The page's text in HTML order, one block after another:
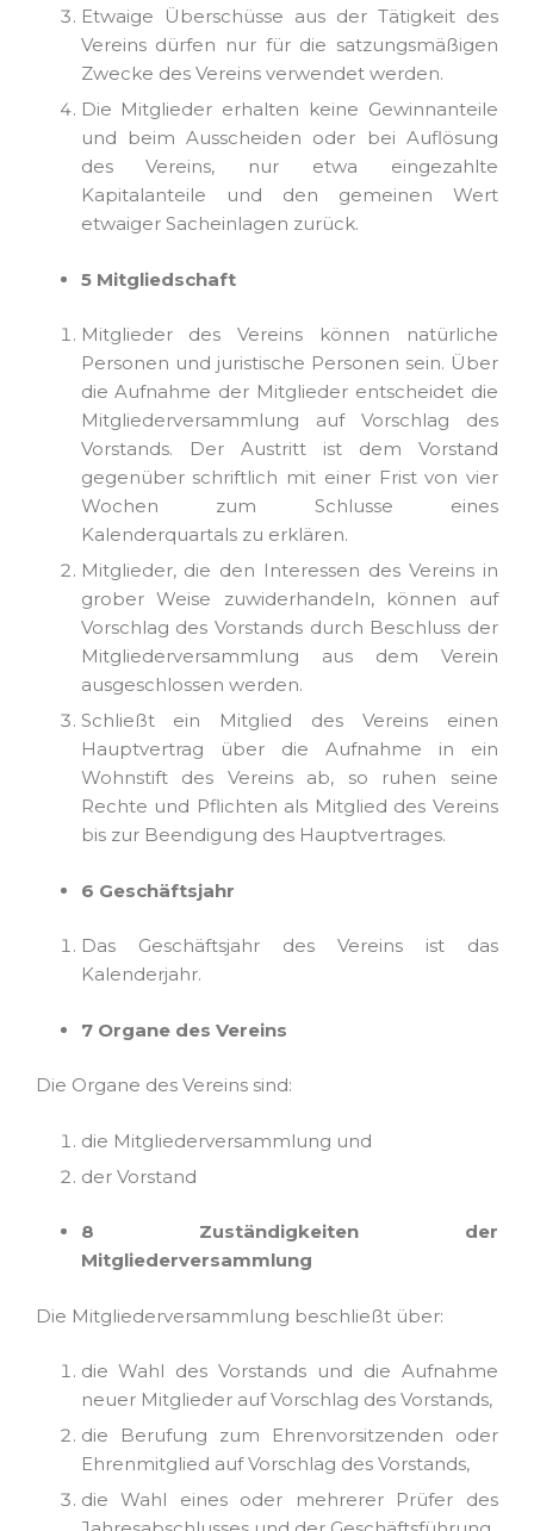
Etwaige Überschüsse aus der Tätigkeit des
Vereins dürfen nur für die satzungsmäßigen
Zwecke des Vereins verwendet werden.
Die Mitglieder erhalten keine Gewinnanteile
und beim Ausscheiden oder bei Auflösung
des Vereins, nur etwa eingezahlte
Kapitalanteile und den gemeinen Wert
etwaiger Sacheinlagen zurück.
5 Mitgliedschaft
Mitglieder des Vereins können natürliche
Personen und juristische Personen sein. Über
die Aufnahme der Mitglieder entscheidet die
Mitgliederversammlung auf Vorschlag des
Vorstands. Der Austritt ist dem Vorstand
gegenüber schriftlich mit einer Frist von vier
Wochen zum Schlusse eines
Kalenderquartals zu erklären.
Mitglieder, die den Interessen des Vereins in
grober Weise zuwiderhandeln, können auf
Vorschlag des Vorstands durch Beschluss der
Mitgliederversammlung aus dem Verein
ausgeschlossen werden.
Schließt ein Mitglied des Vereins einen
Hauptvertrag über die Aufnahme in ein
Wohnstift des Vereins ab, so ruhen seine
Rechte und Pflichten als Mitglied des Vereins
bis zur Beendigung des Hauptvertrages.
6 Geschäftsjahr
Das Geschäftsjahr des Vereins ist das
Kalenderjahr.
7 Organe des Vereins
Die Organe des Vereins sind:
die Mitgliederversammlung und
der Vorstand
8 Zuständigkeiten der
Mitgliederversammlung
Die Mitgliederversammlung beschließt über:
die Wahl des Vorstands und die Aufnahme
neuer Mitglieder auf Vorschlag des Vorstands,
die Berufung zum Ehrenvorsitzenden oder
Ehrenmitglied auf Vorschlag des Vorstands,
die Wahl eines oder mehrerer Prüfer des